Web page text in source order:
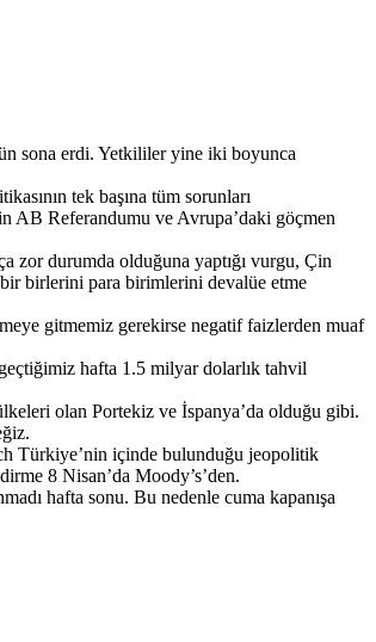
sona erdi. Yetkililer yine iki boyunca
tek başına tüm sorunları
AB Referandumu ve Avrupa’daki göçmen
zor durumda olduğuna yaptığı vurgu, Çin
birlerini para birimlerini devalüe etme
gitmemiz gerekirse negatif faizlerden muaf
hafta 1.5 milyar dolarlık tahvil
olan Portekiz ve İspanya’da olduğu gibi.
Türkiye’nin içinde bulunduğu jeopolitik
8 Nisan’da Moody’s’den.
hafta sonu. Bu nedenle cuma kapanışa